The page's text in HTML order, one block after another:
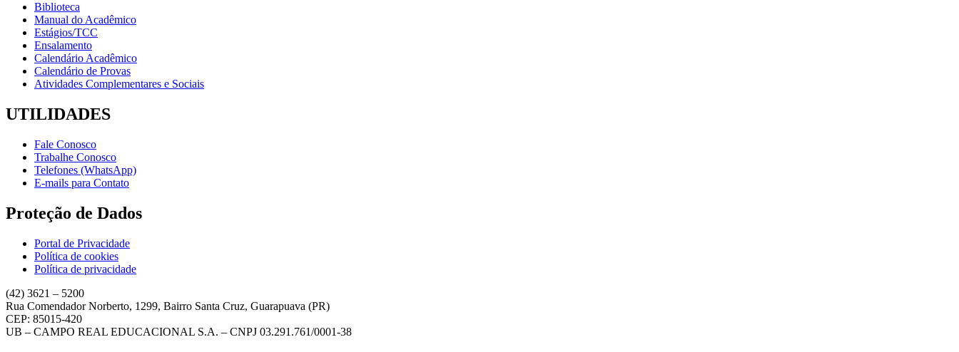
Biblioteca
Manual do Acadêmico
Estágios/TCC
Ensalamento
Calendário Acadêmico
Calendário de Provas
Atividades Complementares e Sociais
UTILIDADES
Fale Conosco
Trabalhe Conosco
Telefones (WhatsApp)
E-mails para Contato
Proteção de Dados
Portal de Privacidade
Política de cookies
Política de privacidade
(42) 3621 – 5200
Rua Comendador Norberto, 1299, Bairro Santa Cruz, Guarapuava (PR)
CEP: 85015-420
UB – CAMPO REAL EDUCACIONAL S.A. – CNPJ 03.291.761/0001-38